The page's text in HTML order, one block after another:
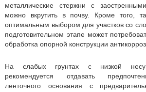
металлические стержни с
можно вкрутить в почву. Кроме того,
оптимальным выбором для участков со
подготовительном этапе может
обработка опорной конструкции
На слабых грунтах с низкой
рекомендуется отдавать
ленточного основания с